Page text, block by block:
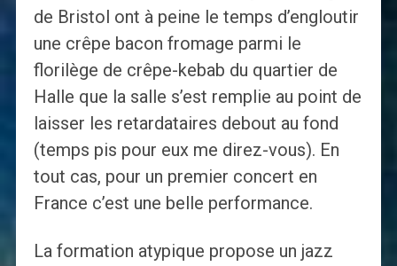
de Bristol ont à peine le temps d’engloutir
une crêpe bacon fromage parmi le
florilège de crêpe-kebab du quartier de
Halle que la salle s’est remplie au point de
laisser les retardataires debout au fond
(temps pis pour eux me direz-vous). En
tout cas, pour un premier concert en
France c’est une belle performance.
La formation atypique propose un jazz